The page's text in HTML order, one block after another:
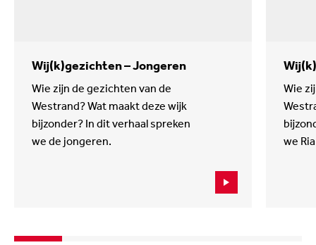
Wij(k)gezichten – Jongeren
Wie zijn de gezichten van de
Westrand? Wat maakt deze wijk
bijzonder? In dit verhaal spreken
we de jongeren.
Wie
we